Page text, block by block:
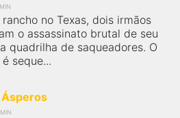
no Texas, dois irmãos
o assassinato brutal de seu
quadrilha de saqueadores. O
seque...